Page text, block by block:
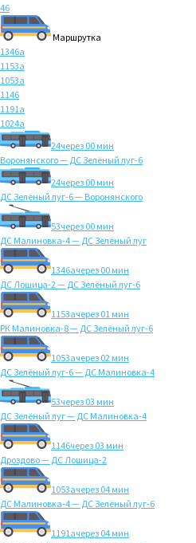
46
Маршрутка
1346а
1153а
1053а
1146
1191а
1024а
24через 00 мин
Воронянского — ДС Зелёный луг-6
24через 00 мин
ДС Зелёный луг-6 — Воронянского
53через 00 мин
ДС Малиновка-4 — ДС Зелёный луг
1346ачерез 00 мин
ДС Лошица-2 — ДС Зелёный луг-6
1153ачерез 01 мин
РК Малиновка-8 — ДС Зелёный луг-6
1053ачерез 02 мин
ДС Зелёный луг-6 — ДС Малиновка-4
53через 03 мин
ДС Зелёный луг — ДС Малиновка-4
1146через 03 мин
Дроздово — ДС Лошица-2
1053ачерез 04 мин
ДС Малиновка-4 — ДС Зелёный луг-6
1191ачерез 04 мин